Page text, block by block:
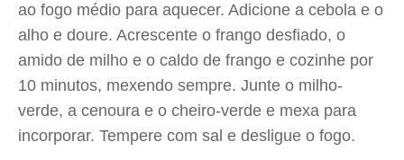
ao fogo médio para aquecer. Adicione a cebola e o
alho e doure. Acrescente o frango desfiado, o
amido de milho e o caldo de frango e cozinhe por
10 minutos, mexendo sempre. Junte o milho-
verde, a cenoura e o cheiro-verde e mexa para
incorporar. Tempere com sal e desligue o fogo.